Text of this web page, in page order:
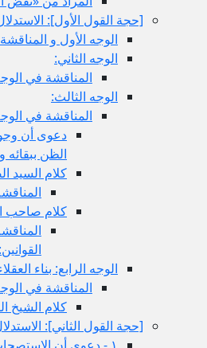
[حجة القول الأول‏]:
الوجه الأول و
الوجه الثاني:
المناقشة في
الوجه الثالث:
المناقشة في
دعوى أن
الظن ببقائه
كلام السيد
كلام صاحب
القوانين:
الوجه الرابع: بناء
المناقشة في
كلام الشيخ
[حجة القول الثاني‏]: